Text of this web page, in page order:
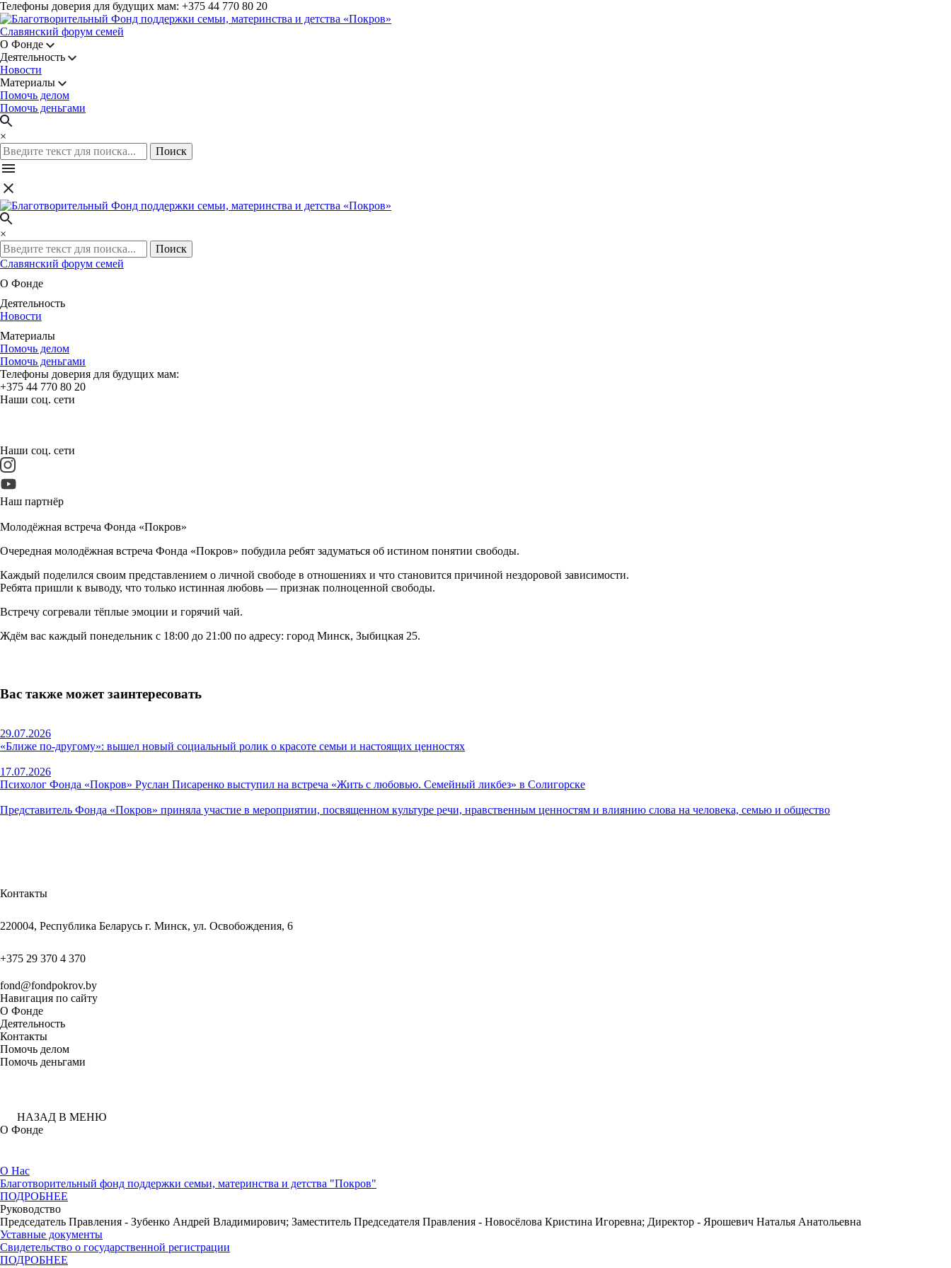
Телефоны доверия для будущих мам: +375 44 770 80 20
Славянский форум семей
О Фонде
Деятельность
Новости
Материалы
Помочь делом
Помочь деньгами
×
Поиск
×
Поиск
Славянский форум семей
О Фонде
Деятельность
Новости
Материалы
Помочь делом
Помочь деньгами
Телефоны доверия для будущих мам:
+375 44 770 80 20
Наши соц. сети
Наши соц. сети
Наш партнёр
Молодёжная встреча Фонда «Покров»
Очередная молодёжная встреча Фонда «Покров» побудила ребят задуматься об истином понятии свободы.
Каждый поделился своим представлением о личной свободе в отношениях и что становится причиной нездоровой зависимости.
Ребята пришли к выводу, что только истинная любовь — признак полноценной свободы.
Встречу согревали тёплые эмоции и горячий чай.
Ждём вас каждый понедельник с 18:00 до 21:00 по адресу: город Минск, Зыбицкая 25.
Вас также может заинтересовать
29.07.2026
«Ближе по-другому»: вышел новый социальный ролик о красоте семьи и настоящих ценностях
17.07.2026
Психолог Фонда «Покров» Руслан Писаренко выступил на встреча «Жить с любовью. Семейный ликбез» в Солигорске
Представитель Фонда «Покров» приняла участие в мероприятии, посвященном культуре речи, нравственным ценностям и влиянию слова на человека, семью и общество
Контакты
220004, Республика Беларусь г. Минск, ул. Освобождения, 6
+375 29 370 4 370
fond@fondpokrov.by
Навигация по сайту
О Фонде
Деятельность
Контакты
Помочь делом
Помочь деньгами
НАЗАД В МЕНЮ
О Фонде
О Нас
Благотворительный фонд поддержки семьи, материнства и детства "Покров"
ПОДРОБНЕЕ
Руководство
Председатель Правления - Зубенко Андрей Владимирович; Заместитель Председателя Правления - Новосёлова Кристина Игоревна; Директор - Ярошевич Наталья Анатольевна
Уставные документы
Свидетельство о государственной регистрации
ПОДРОБНЕЕ